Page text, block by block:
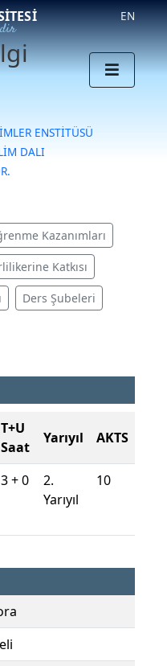
EN
ENSTİTÜSÜ
DALI
Kazanımları
Katkısı
Ders Şubeleri
T+U
Saat
Yarıyıl AKTS
3 + 0
2.
Yarıyıl
10